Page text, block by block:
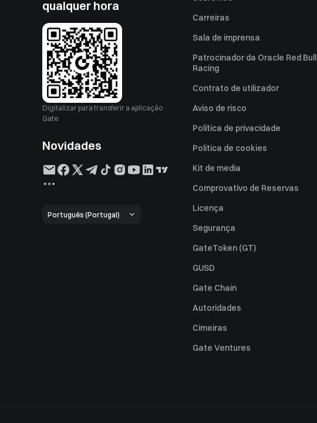
qualquer hora
Digitalizar para transferir a aplicação
Gate
Novidades
Português (Portugal)
Carreiras
Sala de imprensa
Patrocinador da Oracle Red Bull
Racing
Contrato de utilizador
Aviso de risco
Política de privacidade
Política de cookies
Kit de media
Comprovativo de Reservas
Licença
Segurança
GateToken (GT)
GUSD
Gate Chain
Autoridades
Cimeiras
Gate Ventures